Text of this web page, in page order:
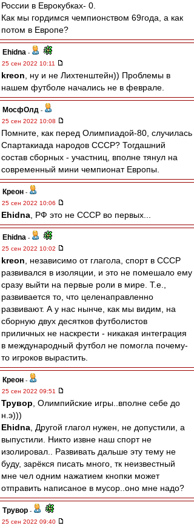
России в Еврокубках- 0.
Как мы гордимся чемпионством 69года, а как
потом в Европе?
Ehidna -
25 сен 2022 10:11
kreon , ну и не Лихтенштейн)) Проблемы в
нашем футболе начались не в феврале.
МосфОлд -
25 сен 2022 10:08
Помните, как перед Олимпиадой-80, случилась
Спартакиада народов СССР? Тогдашний
состав сборных - участниц, вполне тянул на
современный мини чемпионат Европы.
Креон -
25 сен 2022 10:06
Ehidna , РФ это не СССР во первых...
Ehidna -
25 сен 2022 10:02
kreon , независимо от глагола, спорт в СССР
развивался в изоляции, и это не помешало ему
сразу выйти на первые роли в мире. Т.е.,
развивается то, что целенаправленно
развивают. А у нас нынче, как мы видим, на
сборную двух десятков футболистов
приличных не наскрести - никакая интеграция
в международный футбол не помогла почему-
то игроков вырастить.
Креон -
25 сен 2022 09:51
Трувор , Олимпийские игры..вполне себе до
н.э)))
Ehidna , Другой глагол нужен, не допустили, а
выпустили. Никто извне наш спорт не
изолировал.. Развивать дальше эту тему не
буду, зарёкся писать много, тк неизвестный
мне чел одним нажатием кнопки может
отправить написаное в мусор..оно мне надо?
Трувор -
25 сен 2022 09:40